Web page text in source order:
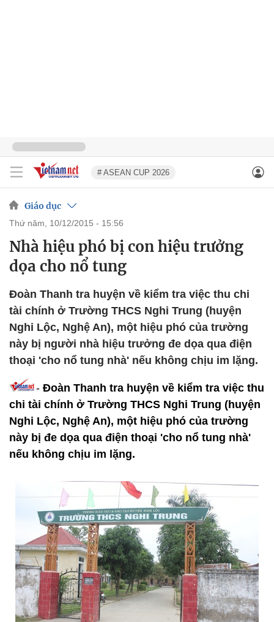
# ASEAN CUP 2026
Giáo dục
thứ năm, 10/12/2015 - 15:56
Nhà hiệu phó bị con hiệu trưởng
dọa cho nổ tung
Đoàn Thanh tra huyện về kiểm tra việc thu chi
tài chính ở Trường THCS Nghi Trung (huyện
Nghi Lộc, Nghệ An), một hiệu phó của trường
này bị người nhà hiệu trưởng đe dọa qua điện
thoại 'cho nổ tung nhà' nếu không chịu im lặng.
- Đoàn Thanh tra huyện về kiểm tra việc thu
chi tài chính ở Trường THCS Nghi Trung (huyện
Nghi Lộc, Nghệ An), một hiệu phó của trường
này bị đe dọa qua điện thoại 'cho nổ tung nhà'
nếu không chịu im lặng.